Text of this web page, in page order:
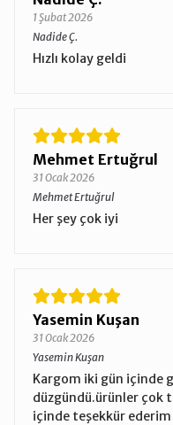
1 Şubat 2026
Nadide Ç.
Hızlı kolay geldi
Mehmet Ertuğrul
31 Ocak 2026
Mehmet Ertuğrul
Her şey çok iyi
Yasemin Kuşan
31 Ocak 2026
Yasemin Kuşan
Kargom iki gün içinde
düzgündü.ürünler çok
içinde teşekkür ederim